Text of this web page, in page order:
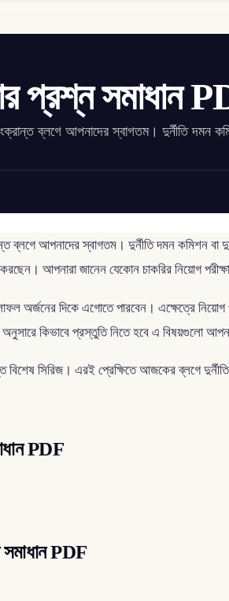
প্রশ্ন সমাধান
ব্লগে আপনাদের স্বাগতম। দুর্নীতি দমন
ব্লগে আপনাদের স্বাগতম। দুর্নীতি দমন কমিশন বা
আপনারা জানেন যেকোন চাকরির নিয়োগ
অর্জনের দিকে এগোতে পারবেন। এক্ষেত্রে
কিভাবে প্রস্তুতি নিতে হবে এ বিষয়গুলো
সিরিজ। এরই প্রেক্ষিতে আজকের ব্লগে
PDF
সমাধান PDF